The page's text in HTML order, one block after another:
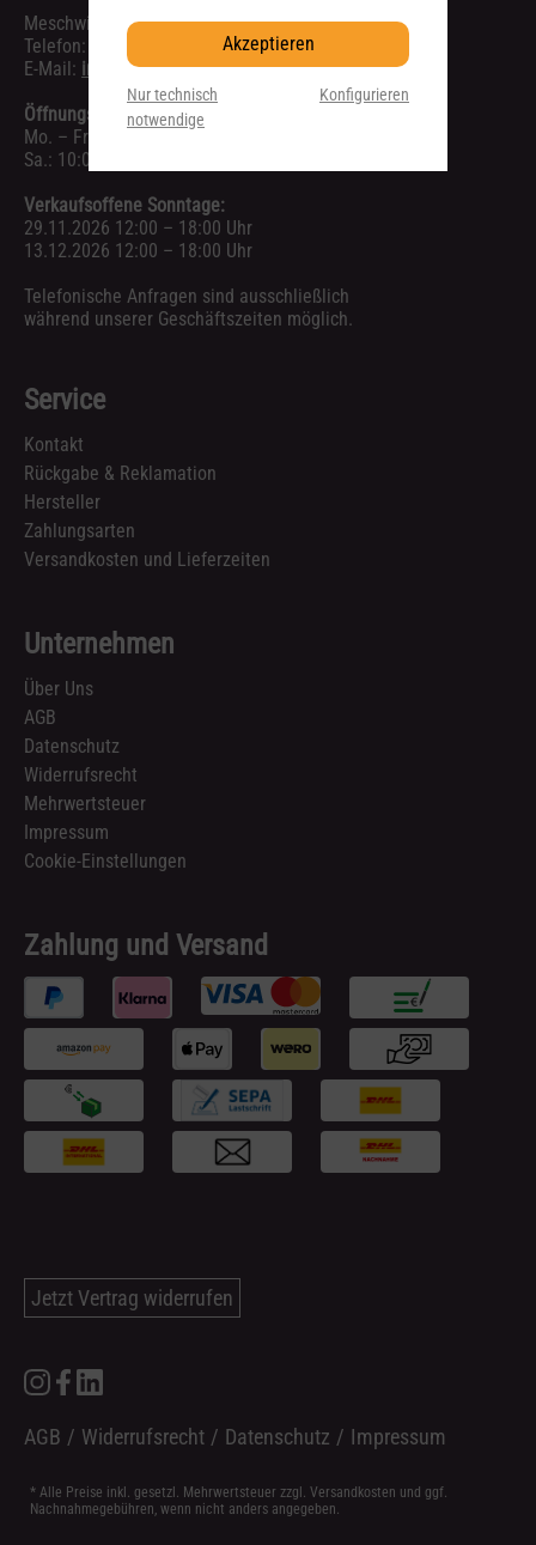
Meschwitzstr. 6, 01099 Dresden
Telefon:
E-Mail: info@zoundhouse.de
Öffnungszeiten:
Mo. – Fr.: 10:00 – 19:00 Uhr
Sa.: 10:00 – 16:00 Uhr
Verkaufsoffene Sonntage:
29.11.2026 12:00 – 18:00 Uhr
13.12.2026 12:00 – 18:00 Uhr
Telefonische Anfragen sind ausschließlich
während unserer Geschäftszeiten möglich.
Service
Kontakt
Rückgabe & Reklamation
Hersteller
Zahlungsarten
Versandkosten und Lieferzeiten
Unternehmen
Über Uns
AGB
Datenschutz
Widerrufsrecht
Mehrwertsteuer
Impressum
Cookie-Einstellungen
Zahlung und Versand
Jetzt Vertrag widerrufen
AGB / Widerrufsrecht / Datenschutz / Impressum
* Alle Preise inkl. gesetzl. Mehrwertsteuer zzgl. Versandkosten und ggf.
Nachnahmegebühren, wenn nicht anders angegeben.
Akzeptieren
Nur technisch
notwendige
Konfigurieren